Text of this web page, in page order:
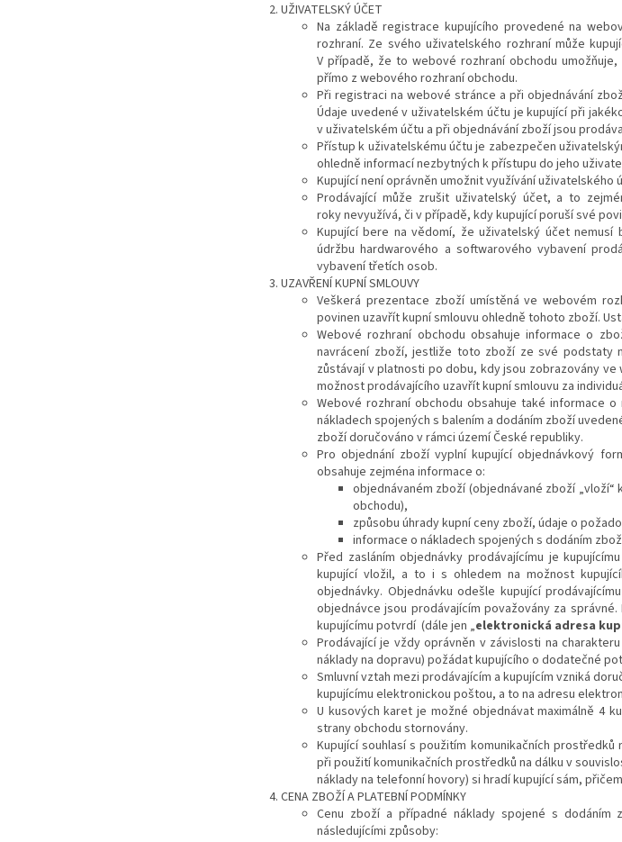
UŽIVATELSKÝ ÚČET
Na základě registrace kupujícího provedené na
rozhraní. Ze svého uživatelského rozhraní může
V případě, že to webové rozhraní obchodu
přímo z webového rozhraní obchodu.
Při registraci na webové stránce a při objednávání
Údaje uvedené v uživatelském účtu je kupující při
v uživatelském účtu a při objednávání zboží jsou
Přístup k uživatelskému účtu je zabezpečen
ohledně informací nezbytných k přístupu do jeho
Kupující není oprávněn umožnit využívání uživatelského
Prodávající může zrušit uživatelský účet, a to
rokynevyužívá, či v případě, kdy kupující poruší své
Kupující bere na vědomí, že uživatelský účet
údržbu hardwarového a softwarového vybavení
vybavení třetích osob.
UZAVŘENÍ KUPNÍ SMLOUVY
Veškerá prezentace zboží umístěná ve webovém
povinen uzavřít kupní smlouvu ohledně tohoto zboží.
Webové rozhraní obchodu obsahuje informace o
navrácení zboží, jestliže toto zboží ze své podstaty
zůstávají v platnosti po dobu, kdy jsou zobrazovány
možnost prodávajícího uzavřít kupní smlouvu za
Webové rozhraní obchodu obsahuje také informace
nákladech spojených s balením a dodáním zboží
zboží doručováno v rámci území České republiky.
Pro objednání zboží vyplní kupující objednávkový
obsahuje zejména informace o:
objednávaném zboží (objednávané zboží
obchodu),
způsobu úhrady kupní ceny zboží, údaje o
informace o nákladech spojených s dodáním
Před zasláním objednávky prodávajícímu je
kupující vložil, a to i s ohledem na možnost
objednávky. Objednávku odešle kupující
objednávcejsou prodávajícím považovány za
kupujícímu potvrdí(dále jen „elektronická adresa
Prodávající je vždy oprávněn v závislosti na
náklady na dopravu) požádat kupujícího o dodatečné
Smluvní vztah mezi prodávajícím a kupujícím vzniká
kupujícímu elektronickou poštou, a to na adresu
U kusových karet je možné objednávat maximálně 4
strany obchodu stornovány.
Kupující souhlasí s použitím komunikačních prostředků
při použití komunikačních prostředků na dálku v
náklady na telefonní hovory) si hradí kupující sám,
CENA ZBOŽÍ A PLATEBNÍ PODMÍNKY
Cenu zboží a případné náklady spojené s dodáním
následujícími způsoby: